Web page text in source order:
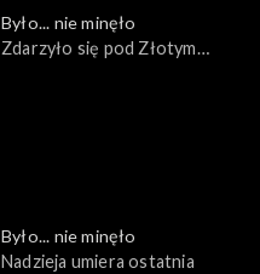
Było... nie minęło
Zdarzyło się pod Złotym
Było... nie minęło
Nadzieja umiera ostatnia